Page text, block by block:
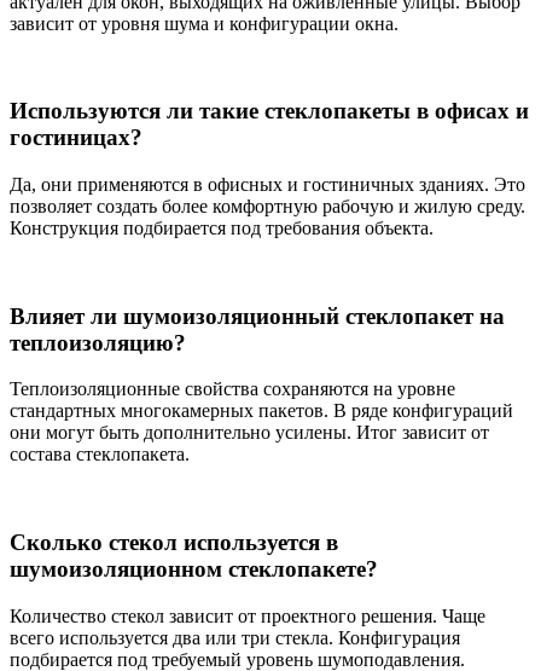
зависит от уровня шума и конфигурации окна.
Используются ли такие стеклопакеты в офисах и
гостиницах?
Да, они применяются в офисных и гостиничных зданиях. Это
позволяет создать более комфортную рабочую и жилую среду.
Конструкция подбирается под требования объекта.
Влияет ли шумоизоляционный стеклопакет на
теплоизоляцию?
Теплоизоляционные свойства сохраняются на уровне
стандартных многокамерных пакетов. В ряде конфигураций
они могут быть дополнительно усилены. Итог зависит от
состава стеклопакета.
Сколько стекол используется в
шумоизоляционном стеклопакете?
Количество стекол зависит от проектного решения. Чаще
всего используется два или три стекла. Конфигурация
подбирается под требуемый уровень шумоподавления.